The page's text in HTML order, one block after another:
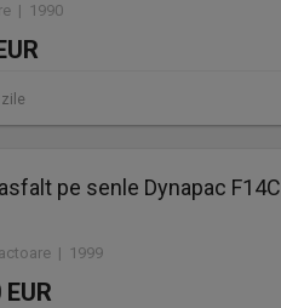
| 1990
pe senle Dynapac F14C
| 1999